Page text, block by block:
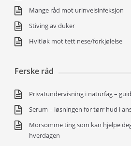
Mange råd mot urinveisinfeksjon
Stiving av duker
Hvitløk mot tett nese/forkjølelse
Ferske råd
Privatundervisning i naturfag –
Serum – løsningen for tørr hud i
Morsomme ting som kan hjelpe
hverdagen